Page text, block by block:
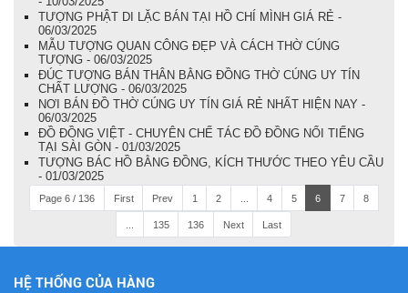
TƯỢNG PHẬT DI LẶC BÁN TẠI HỒ CHÍ MÌNH GIÁ RẺ -
06/03/2025
MẪU TƯỢNG QUAN CÔNG ĐẸP VÀ CÁCH THỜ CÚNG
TƯỢNG - 06/03/2025
ĐÚC TƯỢNG BÁN THÂN BẰNG ĐỒNG THỜ CÚNG UY TÍN
CHẤT LƯỢNG - 06/03/2025
NƠI BÁN ĐỒ THỜ CÚNG UY TÍN GIÁ RẺ NHẤT HIỆN NAY -
06/03/2025
ĐỒ ĐỒNG VIỆT - CHUYÊN CHẾ TÁC ĐỒ ĐỒNG NỔI TIẾNG
TẠI SÀI GÒN - 01/03/2025
TƯỢNG BÁC HỒ BẰNG ĐỒNG, KÍCH THƯỚC THEO YÊU CẦU
- 01/03/2025
Page 6 / 136 First Prev 1 2 4 5 6 7 8
135 136 Next Last
HỆ THỐNG CỦA HÀNG